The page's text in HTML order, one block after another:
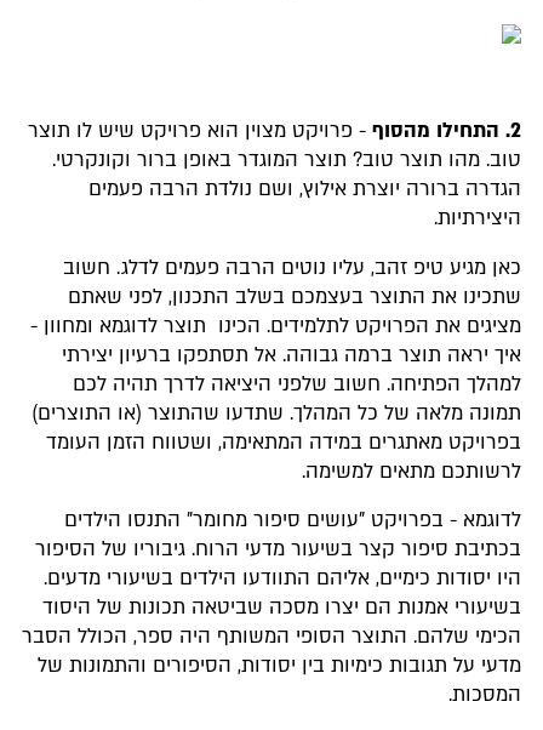
2. התחילו מהסוף
- פרויקט מצוין הוא פרויקט שיש לו תוצר
טוב. מהו תוצר טוב? תוצר המוגדר באופן ברור וקונקרטי.
הגדרה ברורה יוצרת אילוץ, ושם נולדת הרבה פעמים
היצירתיות.
כאן מגיע טיפ זהב, עליו נוטים הרבה פעמים לדלג. חשוב
שתכינו את התוצר בעצמכם בשלב התכנון, לפני שאתם
מציגים את הפרויקט לתלמידים. הכינו תוצר לדוגמא ומחוון -
איך יראה תוצר ברמה גבוהה. אל תסתפקו ברעיון יצירתי
למהלך הפתיחה. חשוב שלפני היציאה לדרך תהיה לכם
תמונה מלאה של כל המהלך. שתדעו שהתוצר (או התוצרים)
בפרויקט מאתגרים במידה המתאימה, ושטווח הזמן העומד
לרשותכם מתאים למשימה.
לדוגמא - בפרויקט "עושים סיפור מחומר" התנסו הילדים
בכתיבת סיפור קצר בשיעור מדעי הרוח. גיבוריו של הסיפור
היו יסודות כימיים, אליהם התוודעו הילדים בשיעורי מדעים.
בשיעורי אמנות הם יצרו מסכה שביטאה תכונות של היסוד
הכימי שלהם. התוצר הסופי המשותף היה ספר, הכולל הסבר
מדעי על תגובות כימיות בין יסודות, הסיפורים והתמונות של
המסכות.